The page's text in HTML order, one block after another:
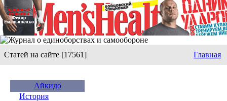
Статей на сайте [17561] Главная
Айкидо
История